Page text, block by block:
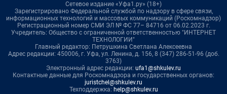
Сетевое издание «Уфа1.ру» (18+)
Зарегистрировано Федеральной службой по надзору в сфере связи,
информационных технологий и массовых коммуникаций (Роскомнадзор)
Регистрационный номер СМИ ЭЛ № ФС 77– 84716 от 06.02.2023 г.
Учредитель: Общество с ограниченной ответственностью "ИНТЕРНЕТ
ТЕХНОЛОГИИ"
Главный редактор: Петрушкина Светлана Алексеевна
Адрес редакции: 450006, г. Уфа, ул. Ленина, д. 156, 8 (347) 286-51-96 (доб.
3763)
Электронный адрес редакции: ufa1@shkulev.ru
Контактные данные для Роскомнадзора и государственных органов:
juristchel@shkulev.ru
Техподдержка: help@shkulev.ru